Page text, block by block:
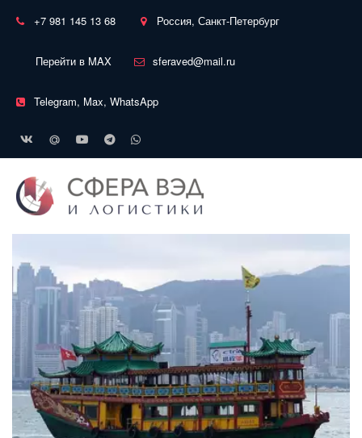
+7 981 145 13 68 Россия, Санкт-Петербург
Перейти в MAX sferaved@mail.ru
Telegram, Max, WhatsApp